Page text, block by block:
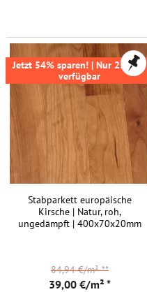
Jetzt 54% sparen! | Nur 25,2m²
verfügbar
Stabparkett europäische
Kirsche | Natur, roh,
ungedämpft | 400x70x20mm
39,00 €/m² *
84,94 €/m²**